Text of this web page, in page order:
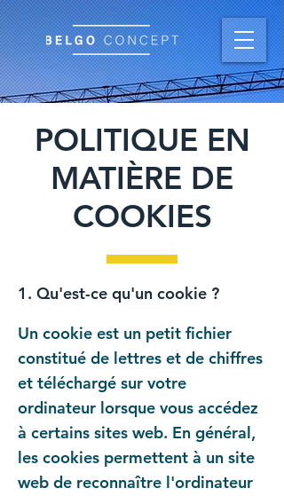
POLITIQUE EN
MATIÈRE DE
COOKIES
1. Qu'est-ce qu'un cookie ?
Un cookie est un petit fichier
constitué de lettres et de chiffres
et téléchargé sur votre
ordinateur lorsque vous accédez
à certains sites web. En général,
les cookies permettent à un site
web de reconnaître l'ordinateur